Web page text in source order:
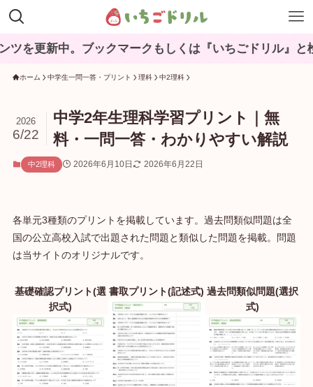
。ブックマークもしくは『いちごドリル』と検索してね♪
ホーム 中学生一問一答・プリント 理科 中2理科
中学2年生理科学習プリント｜無
料・一問一答・わかりやすい解説
2026
6/22
中2理科 2026年6月10日 2026年6月22日
各単元3種類のプリントを掲載しています。過去問類似問題は全
国の公立高校入試で出題された問題と類似した問題を掲載。問題
は当サイトのオリジナルです。
基礎確認プリント(選
択式)
書取プリント(記述式) 過去問類似問題(選択
式)